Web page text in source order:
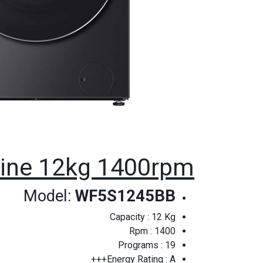
12kg 1400rpm
Model: WF5S1245BB
Capacity : 12 Kg
Rpm : 1400
Programs : 19
Energy Rating : A+++